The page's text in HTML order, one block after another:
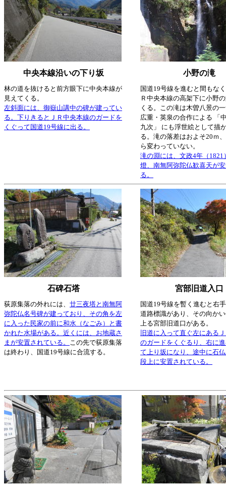
中央本線沿いの下り坂 小野の滝
林の道を抜けると前方眼下に中央本線が
見えてくる。
左斜面には、御嶽山講中の碑が建ってい
る。下りきるとＪＲ中央本線のガードを
くぐって国道19号線に出る。
国道19号線を進むと間もな
Ｒ中央本線の高架下に小野
くる。この滝は木曽八景の
広重・英泉の合作による 「
九次」 にも浮世絵として描
る。 滝の落差はおよそ20ｍ
ら変わっていない。
滝の淵には、文政4年（1821
燈、南無阿弥陀仏歓喜天が
る。
石碑石塔 宮部旧道入口
荻原集落の外れには、 廿三夜塔と南無阿
弥陀仏名号碑が建っており、その角を左
に入った民家の前に和水（なごみ）と書
かれた水場がある。近くには、お地蔵さ
まが安置されている。 この先で荻原集落
は終わり、国道19号線に合流する。
国道19号線を暫く進むと右
道路標識があり、その向か
上る宮部旧道口がある。
旧道に入って直ぐ左にある
のガードをくぐるり、右に
て上り坂になり、途中に石
段上に安置されている。